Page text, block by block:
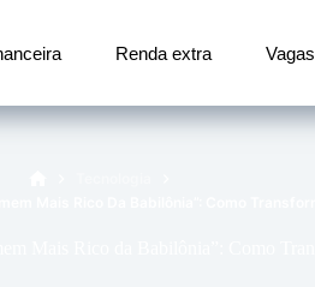
Renda extra Vagas